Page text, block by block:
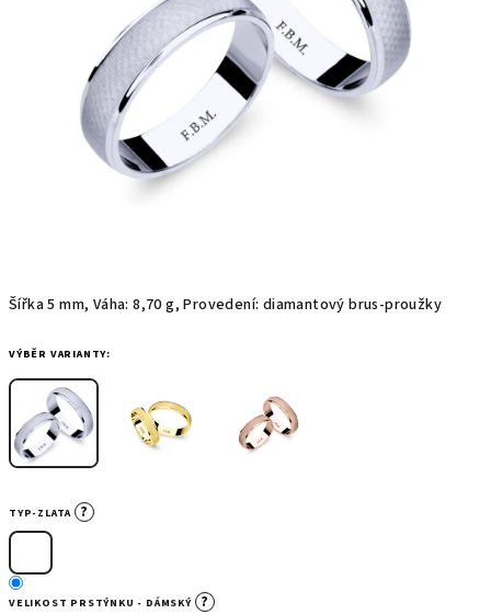
Šířka 5 mm, Váha: 8,70 g, Provedení: diamantový brus-proužky
VÝBĚR VARIANTY:
TYP-ZLATA ?
VELIKOST PRSTÝNKU - DÁMSKÝ ?